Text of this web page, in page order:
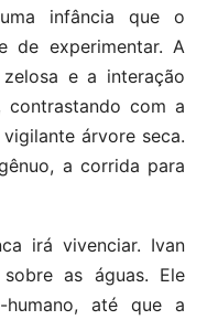
infância que o
de experimentar. A
e a interação
contrastando com a
árvore seca.
a corrida para
irá vivenciar. Ivan
as águas. Ele
até que a